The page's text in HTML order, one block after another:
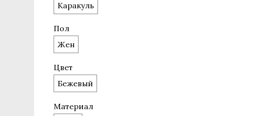
Каракуль
Пол
Жен
Цвет
Бежевый
Материал